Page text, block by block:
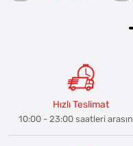
Hızlı Teslimat
10:00 - 23:00 saatleri